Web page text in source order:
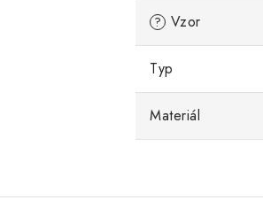
? Vzor
Typ
Materiál